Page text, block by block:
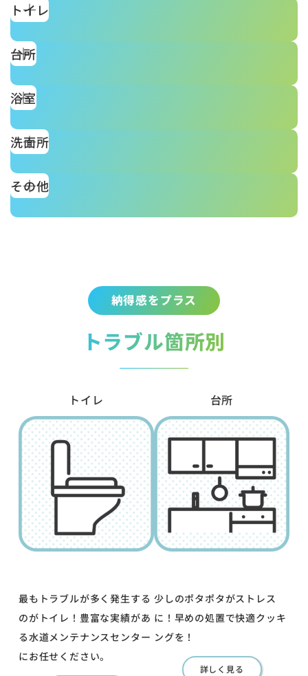
トイレ
台所
浴室
洗面所
その他
納得感をプラス
トラブル箇所別
トイレ
最もトラブルが多く発生する
のがトイレ！豊富な実績があ
る水道メンテナンスセンター
にお任せください。
台所
少しのポタポタがストレス
に！早めの処置で快適クッキ
ングを！
詳しく見る